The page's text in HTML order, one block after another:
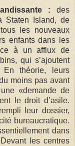
: des
Staten Island, de
les nouveaux
enfants dans les
à un afflux de
qui s’ajoutent
En théorie, leurs
moins pas avant
«demande de
le droit d’asile.
leur dossier,
bureaucratique.
dans
les centres